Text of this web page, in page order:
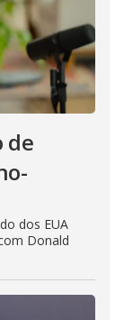
de
dos EUA
Donald